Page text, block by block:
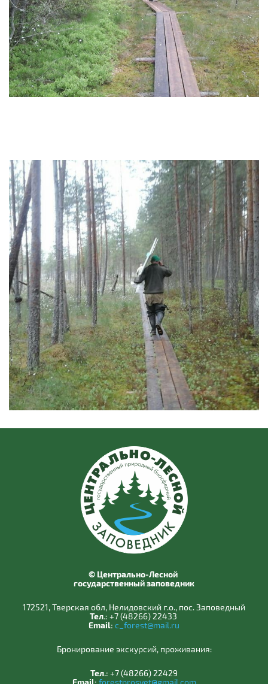
© Центрально-Лесной
государственный заповедник
172521, Тверская обл, Нелидовский г.о., пос. Заповедный
Тел.: +7 (48266) 22433
Email: c_forest@mail.ru
Бронирование экскурсий, проживания:
Тел.: +7 (48266) 22429
Email: forestprosvet@gmail.com